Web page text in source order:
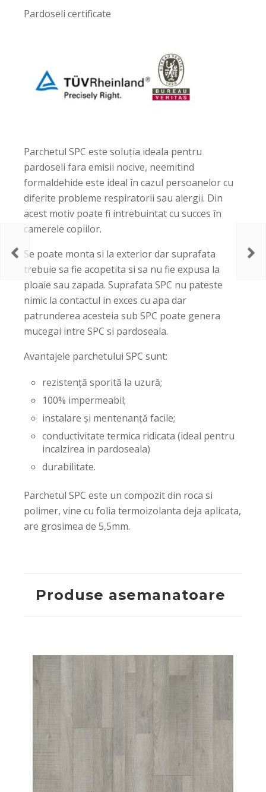
Pardoseli certificate
Parchetul SPC este soluția ideala pentru
pardoseli fara emisii nocive, neemitind
formaldehide este ideal în cazul persoanelor cu
diferite probleme respiratorii sau alergii. Din
acest motiv poate fi intrebuintat cu succes în
camerele copiilor.
Se poate monta si la exterior dar suprafata
trebuie sa fie acopetita si sa nu fie expusa la
ploaie sau zapada. Suprafata SPC nu pateste
nimic la contactul in exces cu apa dar
patrunderea acesteia sub SPC poate genera
mucegai intre SPC si pardoseala.
Avantajele parchetului SPC sunt:
rezistență sporită la uzură;
100% impermeabil;
instalare și mentenanță facile;
conductivitate termica ridicata (ideal pentru
incalzirea in pardoseala)
durabilitate.
Parchetul SPC este un compozit din roca si
polimer, vine cu folia termoizolanta deja aplicata,
are grosimea de 5,5mm.
Produse asemanatoare